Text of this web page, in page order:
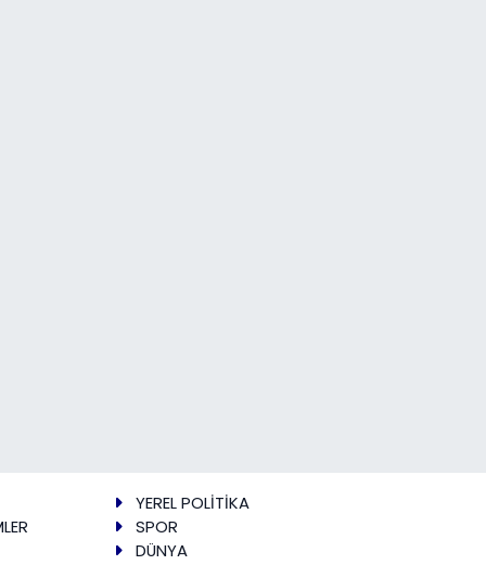
YEREL POLİTİKA
SPOR
DÜNYA